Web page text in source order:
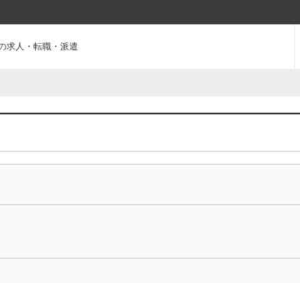
求人・転職・派遣